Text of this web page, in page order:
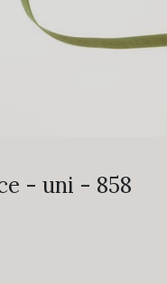
- uni - 858